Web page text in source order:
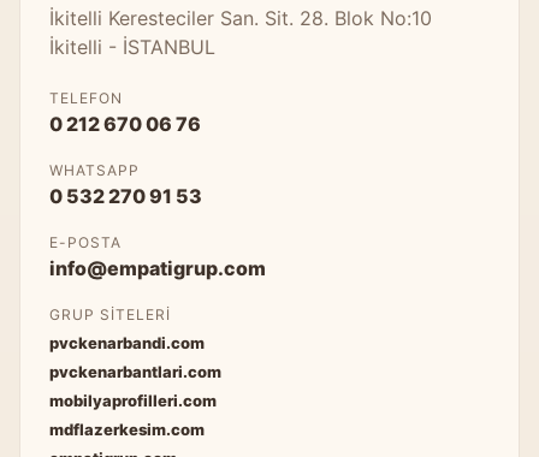
İkitelli Keresteciler San. Sit. 28. Blok No:10
İkitelli - İSTANBUL
TELEFON
0 212 670 06 76
WHATSAPP
0 532 270 91 53
E-POSTA
info@empatigrup.com
GRUP SITELERI
pvckenarbandi.com
pvckenarbantlari.com
mobilyaprofilleri.com
mdflazerkesim.com